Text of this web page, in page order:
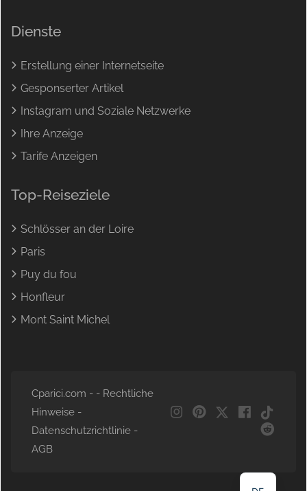
Dienste
Erstellung einer Internetseite
Gesponserter Artikel
Instagram und Soziale Netzwerke
Ihre Anzeige
Tarife Anzeigen
Top-Reiseziele
Schlösser an der Loire
Paris
Puy du fou
Honfleur
Mont Saint Michel
Cparici.com - - Rechtliche
Hinweise -
Datenschutzrichtlinie -
AGB
NL